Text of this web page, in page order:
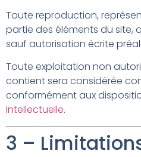
Toute reproduction,
partie des éléments du site,
sauf autorisation écrite
Toute exploitation non
contient sera considérée
conformément aux
Intellectuelle.
3 –